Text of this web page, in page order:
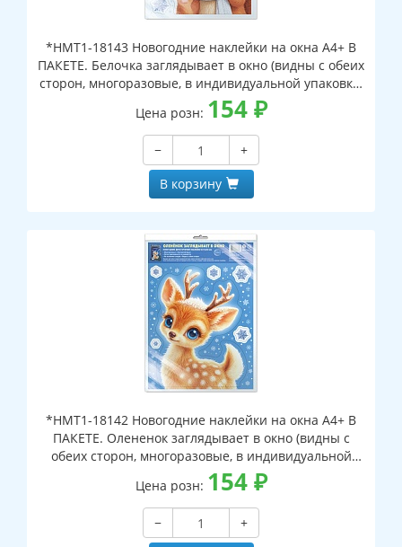
*НМТ1-18143 Новогодние наклейки на окна А4+ В
ПАКЕТЕ. Белочка заглядывает в окно (видны с обеих
сторон, многоразовые, в индивидуальной упаковке,
с европодвесом и клеевым клапаном)
Цена розн: 154₽
−
+
В корзину
*НМТ1-18142 Новогодние наклейки на окна А4+ В
ПАКЕТЕ. Олененок заглядывает в окно (видны с
обеих сторон, многоразовые, в индивидуальной
упаковке, с европодвесом и клеевым клапаном)
Цена розн: 154₽
−
+